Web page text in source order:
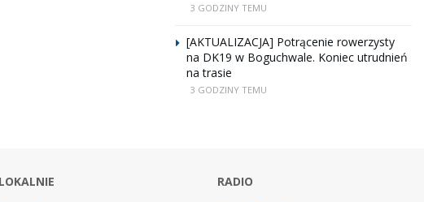
3 GODZINY TEMU
[AKTUALIZACJA] Potrącenie rowerzysty
na DK19 w Boguchwale. Koniec utrudnień
na trasie
3 GODZINY TEMU
LOKALNIE
RADIO